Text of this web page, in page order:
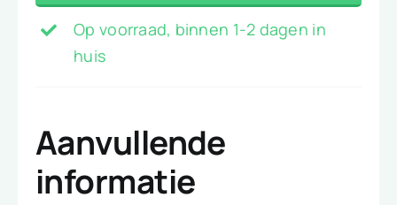
Op voorraad, binnen 1-2 dagen in
huis
Aanvullende
informatie